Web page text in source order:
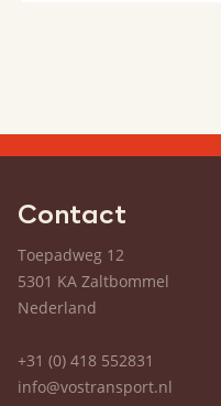
Contact
Toepadweg 12
5301 KA Zaltbommel
Nederland
+31 (0) 418 552831
info@vostransport.nl